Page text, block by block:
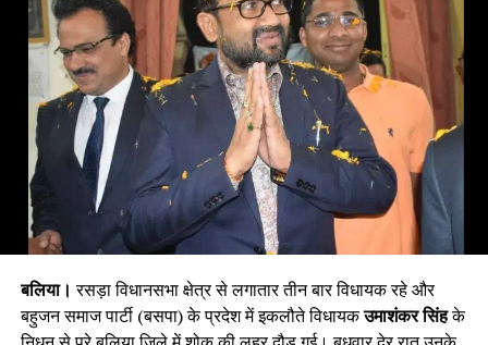
बलिया। रसड़ा विधानसभा क्षेत्र से लगातार तीन बार विधायक रहे और
बहुजन समाज पार्टी (बसपा) के प्रदेश में इकलौते विधायकउमाशंकर सिंहके